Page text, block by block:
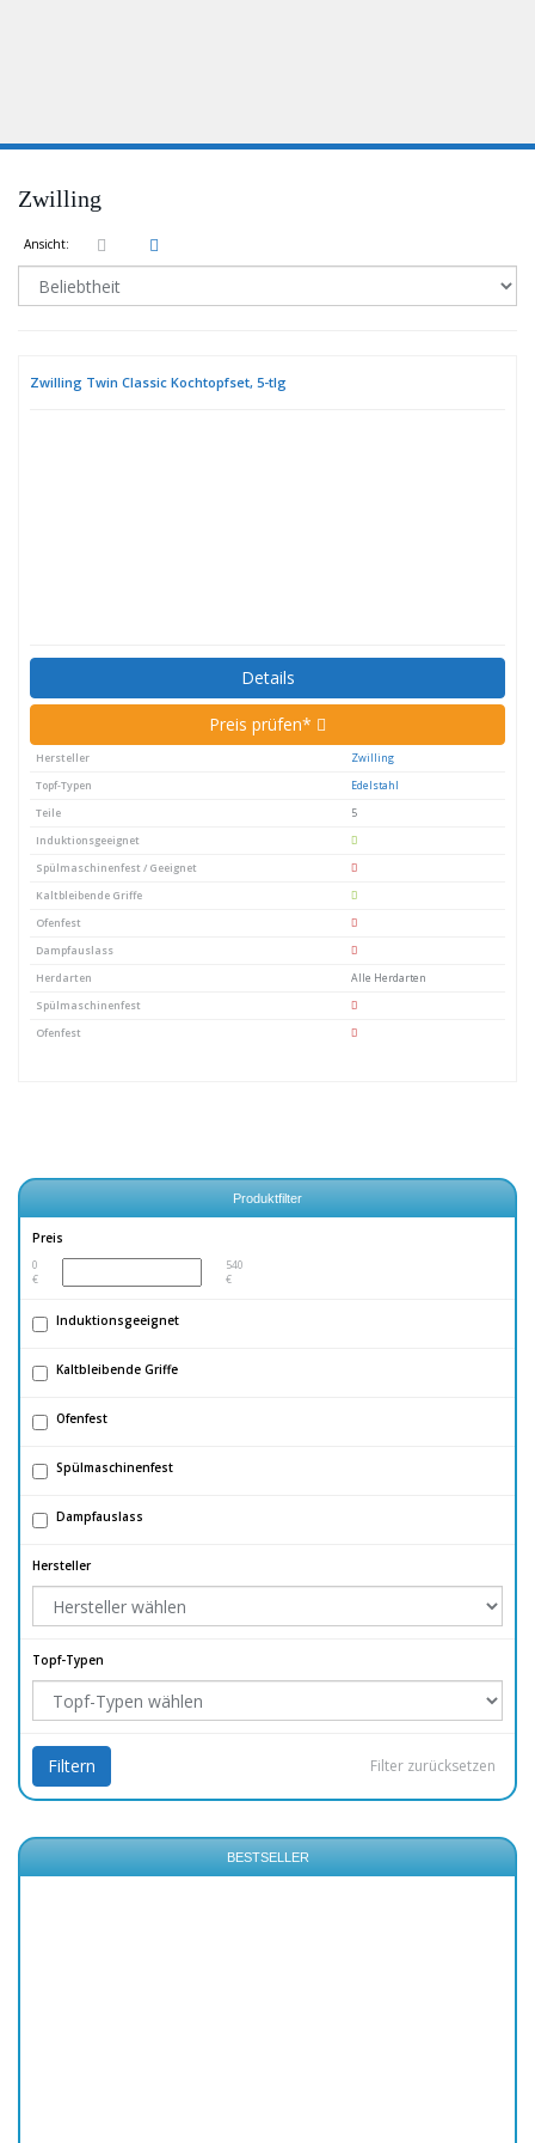
Zwilling
Ansicht:
Zwilling Twin Classic Kochtopfset, 5-tlg
Details
Preis prüfen*
Hersteller
Zwilling
Topf-Typen
Edelstahl
Teile
5
Induktionsgeeignet
Spülmaschinenfest / Geeignet
Kaltbleibende Griffe
Ofenfest
Dampfauslass
Herdarten
Alle Herdarten
Spülmaschinenfest
Ofenfest
Produktfilter
Preis
0 540
Induktionsgeeignet
Kaltbleibende Griffe
Ofenfest
Spülmaschinenfest
Dampfauslass
Hersteller
Topf-Typen
Filter zurücksetzen
Filtern
BESTSELLER